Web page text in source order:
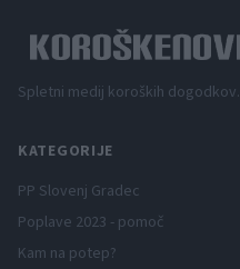
Spletni medij koroških dogodkov.
KATEGORIJE
PP Slovenj Gradec
Poplave 2023 - pomoč
Kam na potep?